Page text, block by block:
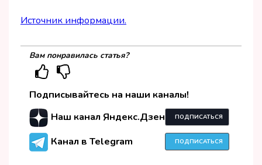
Источник информации.
Вам понравилась статья?
Подписывайтесь на наши каналы!
Наш канал Яндекс.Дзен
ПОДПИСАТЬСЯ
Канал в Telegram ПОДПИСАТЬСЯ